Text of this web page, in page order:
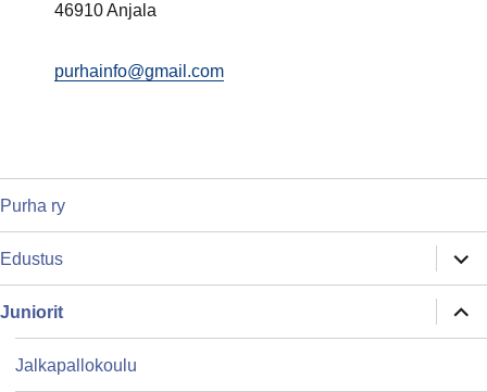
46910 Anjala
purhainfo@gmail.com
Purha ry
Edustus
näytä
Juniorit
näytä
Jalkapallokoulu